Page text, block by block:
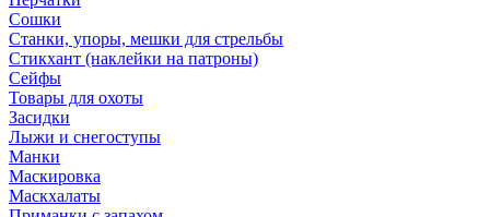
Сошки
Станки, упоры, мешки для стрельбы
Стикхант (наклейки на патроны)
Сейфы
Товары для охоты
Засидки
Лыжи и снегоступы
Манки
Маскировка
Маскхалаты